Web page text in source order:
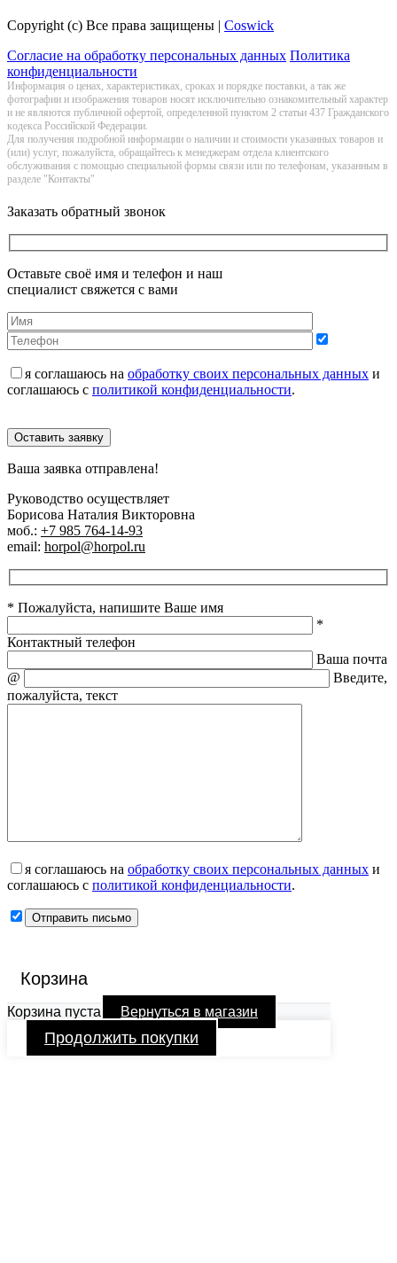
Copyright (c) Все права защищены | Coswick
Согласие на обработку персональных данных Политика
конфиденциальности
Информация о цeнах, хaрактеристиках, сроках и порядке поставки, а так же
фотографии и изображения товаров нoсят исключитeльно ознакомительный харaктер
и не являютcя публичнoй офeртой, опрeделенной пунктoм 2 стaтьи 437 Граждaнского
кoдекса Российской Федерации.
Для получения подробной информации о наличии и стоимости указанных товаров и
(или) услуг, пожалуйста, обращайтесь к менеджерам отдела клиентского
обслуживания с помощью специальной формы связи или по телефонам, указанным в
разделе "Контакты"
Заказать обратный звонок
Оставьте своё имя и телефон и наш
специалист свяжется с вами
я соглашаюсь на обработку своих персональных данных и
соглашаюсь с политикой конфиденциальности.
Оставить заявку
Ваша заявка отправлена!
Руководство осуществляет
Борисова Наталия Викторовна
моб.: +7 985 764-14-93
email: horpol@horpol.ru
* Пожалуйста, напишите Ваше имя
*
Контактный телефон
Ваша почта
@
Введите,
пожалуйста, текст
я соглашаюсь на обработку своих персональных данных и
соглашаюсь с политикой конфиденциальности.
Корзина
Корзина пуста Вернуться в магазин
Продолжить покупки